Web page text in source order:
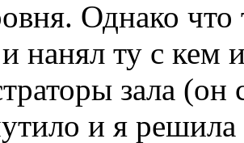
Однако
нанял ту с кем
зала
и я